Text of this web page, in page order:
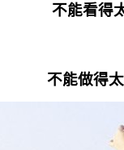
不能看得
不能做得